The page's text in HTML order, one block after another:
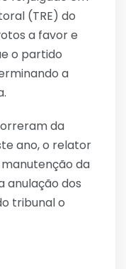
(TRE) do
a favor e
o partido
a
da
ano, o relator
da
anulação dos
tribunal o